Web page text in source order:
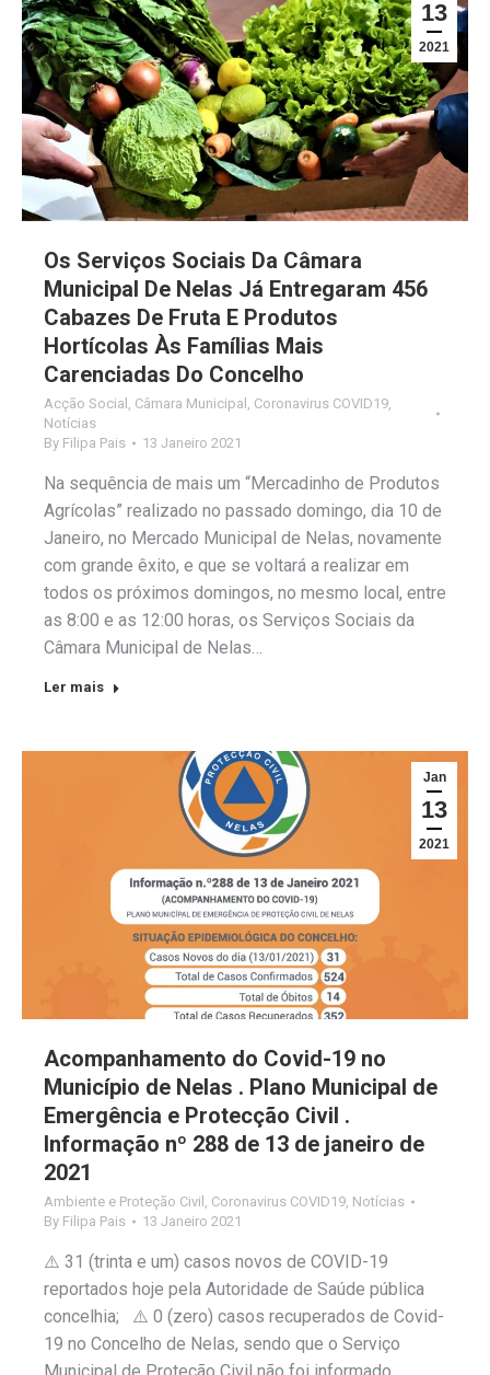
13
2021
Os Serviços Sociais Da Câmara
Municipal De Nelas Já Entregaram 456
Cabazes De Fruta E Produtos
Hortícolas Às Famílias Mais
Carenciadas Do Concelho
Acção Social , Câmara Municipal , Coronavirus COVID19,
Notícias
By Filipa Pais 13 Janeiro 2021
Na sequência de mais um “Mercadinho de Produtos
Agrícolas” realizado no passado domingo, dia 10 de
Janeiro, no Mercado Municipal de Nelas, novamente
com grande êxito, e que se voltará a realizar em
todos os próximos domingos, no mesmo local, entre
as 8:00 e as 12:00 horas, os Serviços Sociais da
Câmara Municipal de Nelas…
Ler mais
Jan
13
2021
Acompanhamento do Covid-19 no
Município de Nelas . Plano Municipal de
Emergência e Protecção Civil .
Informação nº 288 de 13 de janeiro de
2021
Ambiente e Proteção Civil Coronavirus COVID19 Notícias
By Filipa Pais 13 Janeiro 2021
⚠️ 31 (trinta e um) casos novos de COVID-19
reportados hoje pela Autoridade de Saúde pública
concelhia; ⚠️ 0 (zero) casos recuperados de Covid-
19 no Concelho de Nelas, sendo que o Serviço